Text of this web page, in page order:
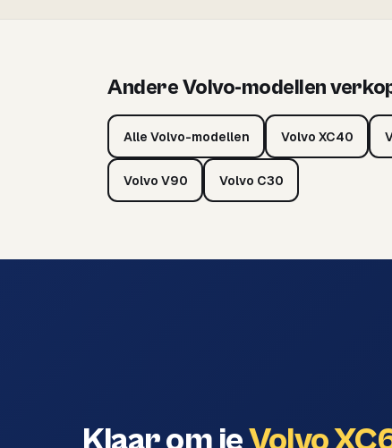
Andere Volvo-modellen
Alle Volvo-modellen Volvo XC40
Volvo V90 Volvo C30